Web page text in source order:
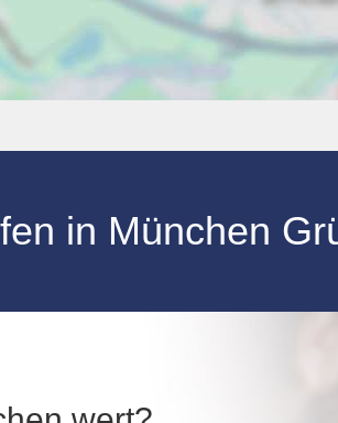
in München